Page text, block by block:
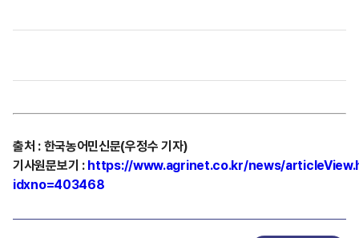
출처 : 한국농어민신문(우정수 기자)
기사원문보기 : https://www.agrinet.co.kr/news/
idxno=403468